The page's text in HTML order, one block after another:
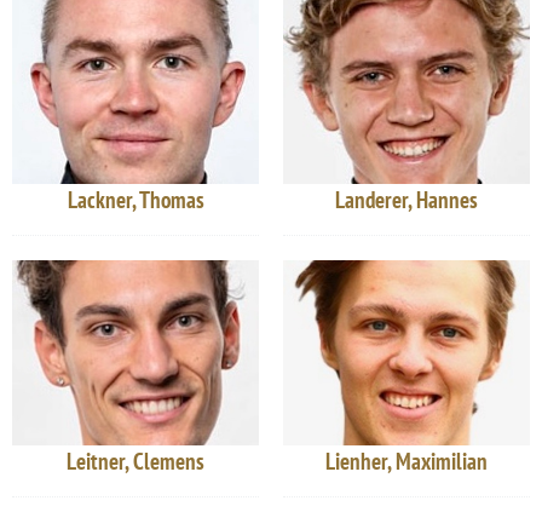
Lackner, Thomas Landerer, Hannes
Leitner, Clemens Lienher, Maximilian